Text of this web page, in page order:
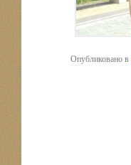
Опубликовано в